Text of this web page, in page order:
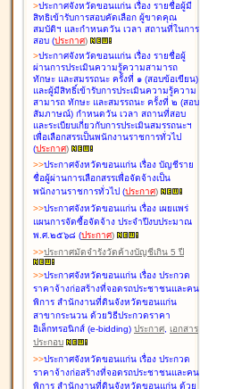
>ประกาศจังหวัดขอนแก่น เรื่อง รายชื่อผู้มี
สิทธิเข้ารับการสอบคัดเลือก ผู้ขาดคุณ
สมบัติฯ และกำหนดวัน เวลา สถานที่ในการ
สอบ (ประกาศ)
>ประกาศจังหวัดขอนแก่น เรื่อง รายชื่อผู้
ผ่านการประเมินความรู้ความสามารถ
ทักษะ และสมรรถนะ ครั้งที่ ๑ (สอบข้อเขียน)
และผู้มีสิทธิ์เข้ารับการประเมินความรู้ความ
สามารถ ทักษะ และสมรรถนะ ครั้งที่ ๒ (สอบ
สัมภาษณ์) กำหนดวัน เวลา สถานที่สอบ
และระเบียบเกี่ยวกับการประเมินสมรรถนะฯ
เพื่อเลือกสรรเป็นพนักงานราชการทั่วไป
(ประกาศ)
>>ประกาศจังหวัดขอนแก่น เรื่อง บัญชีราย
ชื่อผู้ผ่านการเลือกสรรเพื่อจัดจ้างเป็น
พนักงานราชการทั่วไป (ประกาศ)
>>ประกาศจังหวัดขอนแก่น เรื่อง เผยแพร่
แผนการจัดซื้อจัดจ้าง ประจำปีงบประมาณ
พ.ศ.๒๕๖๘ (ประกาศ)
>>ประกาศมัดจำรังวัดค้างบัญชีเกิน 5 ปี
>>ประกาศจังหวัดขอนแก่น เรื่อง ประกวด
ราคาจ้างก่อสร้างที่จอดรถประชาชนและคน
พิการ สำนักงานที่ดินจังหวัดขอนแก่น
สาขากระนวน ด้วยวิธีประกวดราคา
อิเล็กทรอนิกส์ (e-bidding) ประกาศ, เอกสาร
ประกอบ
>>ประกาศจังหวัดขอนแก่น เรื่อง ประกวด
ราคาจ้างก่อสร้างที่จอดรถประชาชนและคน
พิการ สำนักงานที่ดินจังหวัดขอนแก่น ด้วย